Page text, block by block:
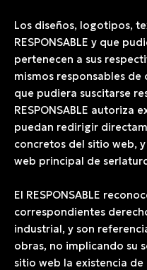
Los diseños, logotipos,
RESPONSABLE y que
pertenecen a sus
mismos responsables
que pudiera suscitarse
RESPONSABLE autoriza
puedan redirigir
concretos del sitio web,
web principal de
El RESPONSABLE
correspondientes
industrial, y son
obras, no implicando su
sitio web la existencia